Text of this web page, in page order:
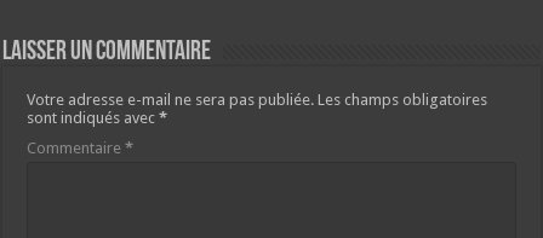
Laisser un commentaire
Votre adresse e-mail ne sera pas publiée. Les champs obligatoires
sont indiqués avec*
Commentaire*